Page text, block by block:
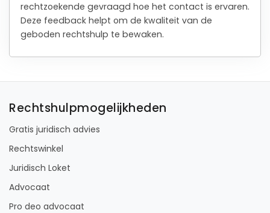
rechtzoekende gevraagd hoe het contact is ervaren.
Deze feedback helpt om de kwaliteit van de
geboden rechtshulp te bewaken.
Rechtshulpmogelijkheden
Gratis juridisch advies
Rechtswinkel
Juridisch Loket
Advocaat
Pro deo advocaat